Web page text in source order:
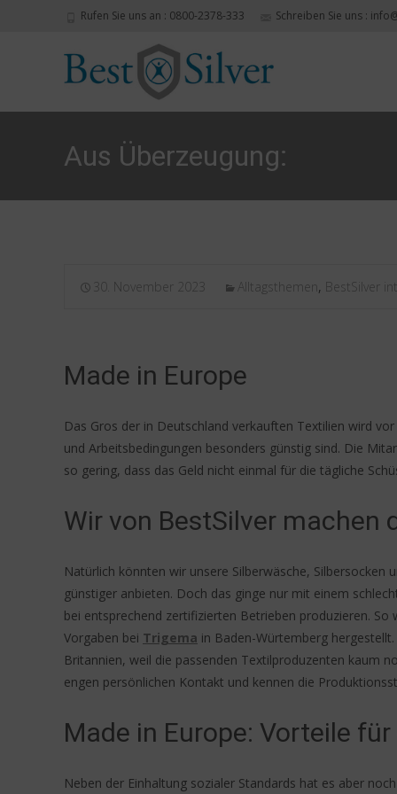
Rufen Sie uns an : 0800-2378-333 Schreiben Sie uns :
Aus Überzeugung:
30. November 2023 Alltagsthemen , BestSilver
Made in Europe
Das Gros der in Deutschland verkauften Textilien wird
und Arbeitsbedingungen besonders günstig sind. Die
so gering, dass das Geld nicht einmal für die tägliche
Wir von BestSilver machen
Natürlich könnten wir unsere Silberwäsche, Silbersocken
günstiger anbieten. Doch das ginge nur mit einem
bei entsprechend zertifizierten Betrieben produzieren. So
Vorgaben bei Trigema in Baden-Würtemberg hergestellt.
Britannien, weil die passenden Textilproduzenten kaum
engen persönlichen Kontakt und kennen die
Made in Europe: Vorteile
Neben der Einhaltung sozialer Standards hat es aber